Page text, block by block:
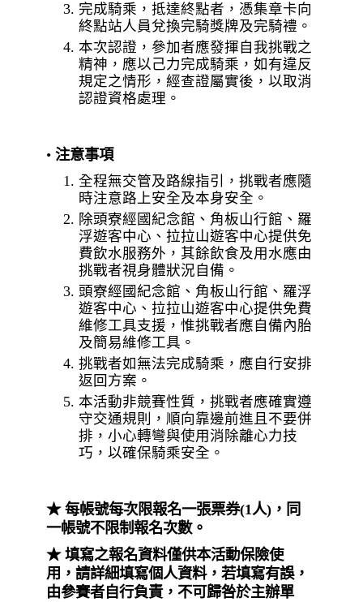
完成騎乘，抵達終點者，憑集章卡向
終點站人員兌換完騎獎牌及完騎禮。
本次認證，參加者應發揮自我挑戰之
精神，應以己力完成騎乘，如有違反
規定之情形，經查證屬實後，以取消
認證資格處理。
• 注意事項
全程無交管及路線指引，挑戰者應隨
時注意路上安全及本身安全。
除頭寮經國紀念館、角板山行館、羅
浮遊客中心、拉拉山遊客中心提供免
費飲水服務外，其餘飲食及用水應由
挑戰者視身體狀況自備。
頭寮經國紀念館、角板山行館、羅浮
遊客中心、拉拉山遊客中心提供免費
維修工具支援，惟挑戰者應自備內胎
及簡易維修工具。
挑戰者如無法完成騎乘，應自行安排
返回方案。
本活動非競賽性質，挑戰者應確實遵
守交通規則，順向靠邊前進且不要併
排，小心轉彎與使用消除離心力技
巧，以確保騎乘安全。
★ 每帳號每次限報名一張票券(1人)，同
一帳號不限制報名次數。
★ 填寫之報名資料僅供本活動保險使
用，請詳細填寫個人資料，若填寫有誤，
由參賽者自行負責，不可歸咎於主辦單